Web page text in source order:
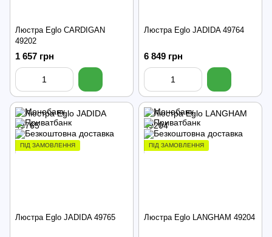
Люстра Eglo CARDIGAN
49202
1 657 грн
Люстра Eglo JADIDA 49764
6 849 грн
ПІД ЗАМОВЛЕННЯ
Люстра Eglo JADIDA 49765
ПІД ЗАМОВЛЕННЯ
Люстра Eglo LANGHAM 49204